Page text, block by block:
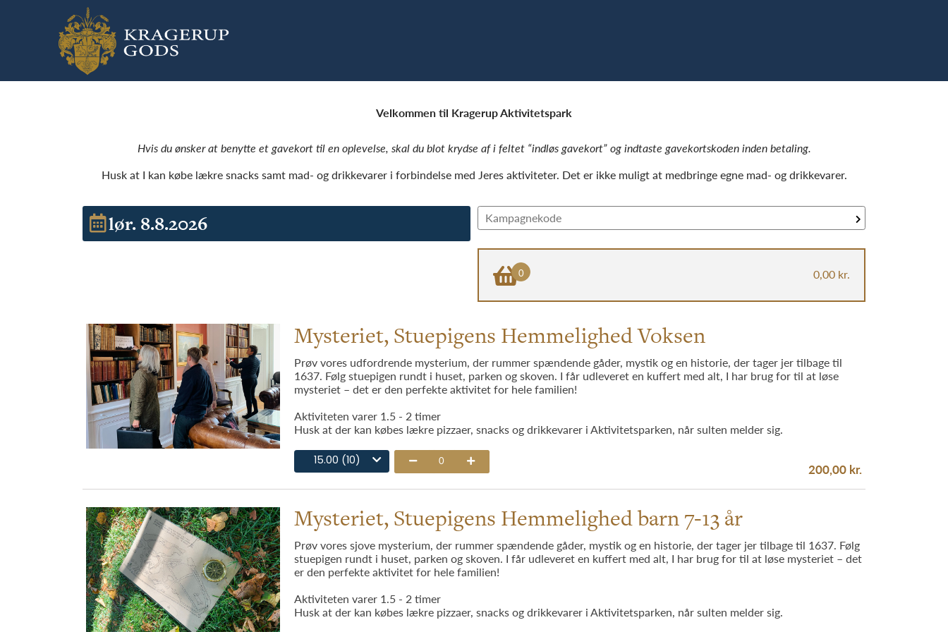
Velkommen til Kragerup Aktivitetspark
Hvis du ønsker at benytte et gavekort til en oplevelse, skal du blot krydse af i feltet “indløs gavekort” og indtaste gavekortskoden inden betaling.
Husk at I kan købe lækre snacks samt mad- og drikkevarer i forbindelse med Jeres aktiviteter. Det er ikke muligt at medbringe egne mad- og drikkevarer.
lør. 8.8.2026
0 0,00 kr.
Gå til betaling
Mysteriet, Stuepigens Hemmelighed Voksen
Prøv vores udfordrende mysterium, der rummer spændende gåder, mystik og en historie, der tager jer tilbage til
1637. Følg stuepigen rundt i huset, parken og skoven. I får udleveret en kuffert med alt, I har brug for til at løse
mysteriet – det er den perfekte aktivitet for hele familien!
Aktiviteten varer 1.5 - 2 timer
Husk at der kan købes lækre pizzaer, snacks og drikkevarer i Aktivitetsparken, når sulten melder sig.
15.00 (10)
0
200,00 kr.
Mysteriet, Stuepigens Hemmelighed barn 7-13 år
Prøv vores sjove mysterium, der rummer spændende gåder, mystik og en historie, der tager jer tilbage til 1637. Følg
stuepigen rundt i huset, parken og skoven. I får udleveret en kuffert med alt, I har brug for til at løse mysteriet – det
er den perfekte aktivitet for hele familien!
Aktiviteten varer 1.5 - 2 timer
Husk at der kan købes lækre pizzaer, snacks og drikkevarer i Aktivitetsparken, når sulten melder sig.